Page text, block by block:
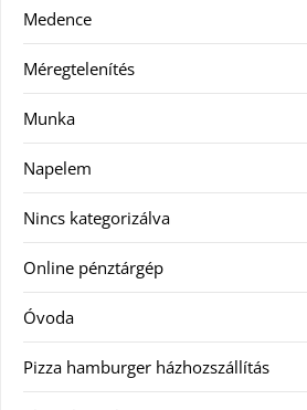
Medence
Méregtelenítés
Munka
Napelem
Nincs kategorizálva
Online pénztárgép
Óvoda
Pizza hamburger házhozszállítás